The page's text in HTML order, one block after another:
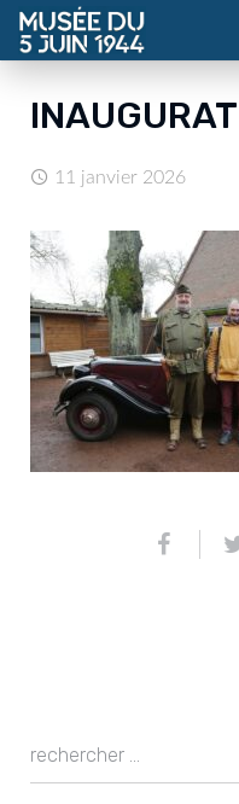
VISITES
CONTACT
11 janvier 2026